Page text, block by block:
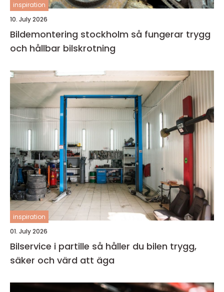
inspiration
10. July 2026
Bildemontering stockholm så fungerar trygg
och hållbar bilskrotning
inspiration
01. July 2026
Bilservice i partille så håller du bilen trygg,
säker och värd att äga